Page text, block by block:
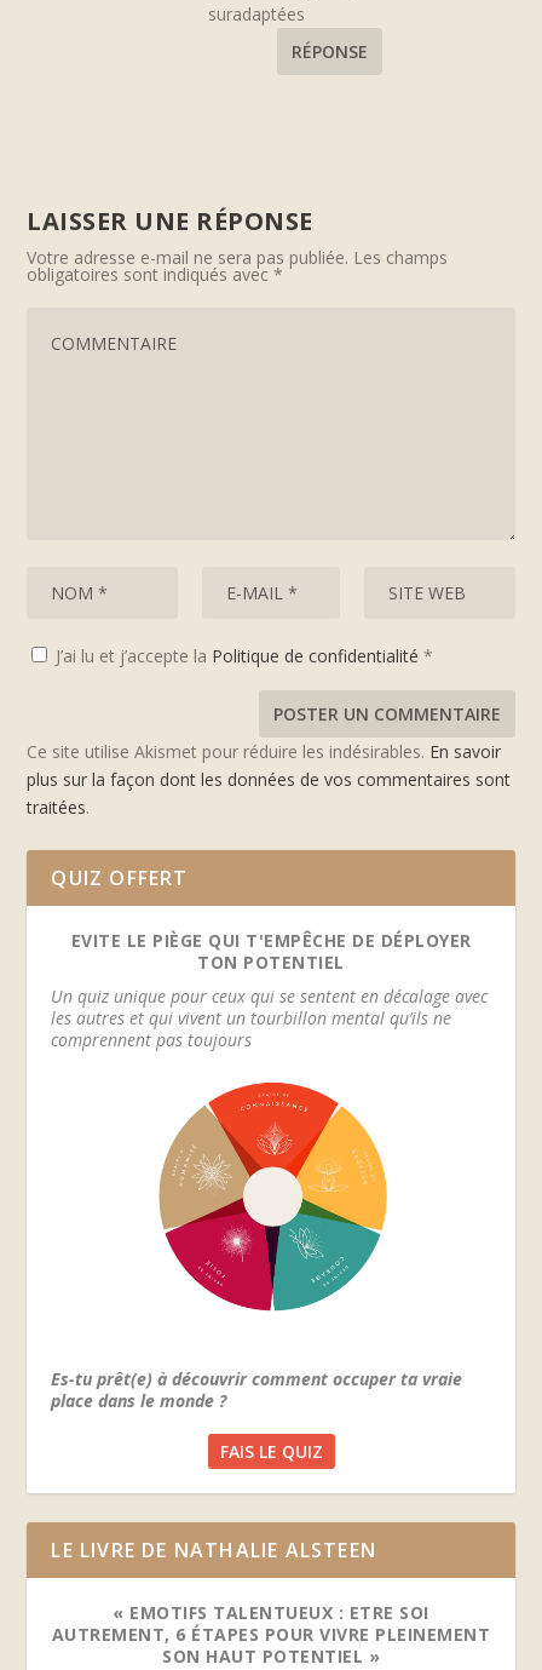
suradaptées
RÉPONSE
LAISSER UNE RÉPONSE
Votre adresse e-mail ne sera pas publiée. Les champs
obligatoires sont indiqués avec*
J’ai lu et j’accepte la Politique de confidentialité*
Ce site utilise Akismet pour réduire les indésirables. En savoir
plus sur la façon dont les données de vos commentaires sont
traitées.
QUIZ OFFERT
EVITE LE PIÈGE QUI T'EMPÊCHE DE DÉPLOYER
TON POTENTIEL
Un quiz unique pour ceux qui se sentent en décalage avec
les autres et qui vivent un tourbillon mental qu’ils ne
comprennent pas toujours
Es-tu prêt(e) à découvrir comment occuper ta vraie
place dans le monde ?
FAIS LE QUIZ
LE LIVRE DE NATHALIE ALSTEEN
« EMOTIFS TALENTUEUX : ETRE SOI
AUTREMENT, 6 ÉTAPES POUR VIVRE PLEINEMENT
SON HAUT POTENTIEL »